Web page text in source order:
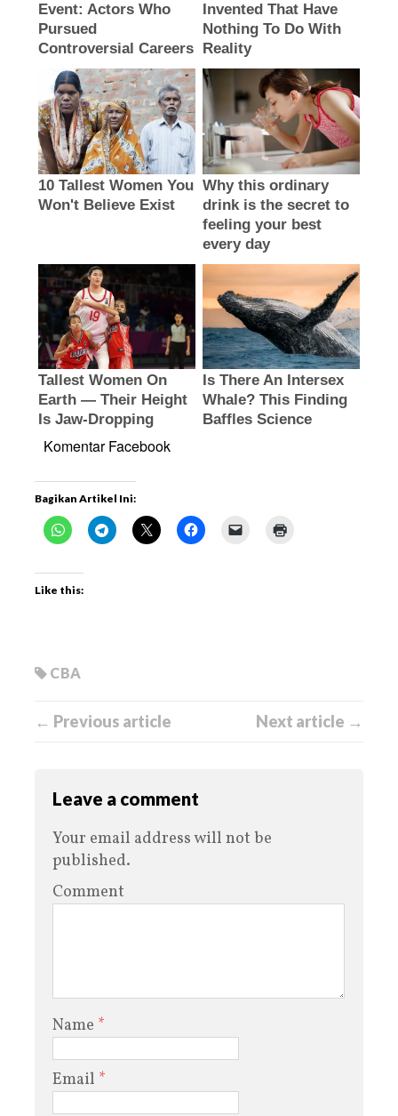
Komentar Facebook
Bagikan Artikel Ini:
Like this:
CBA
← Previous article Next article →
Leave a comment
Your email address will not be
published.
Comment
Name *
Email *